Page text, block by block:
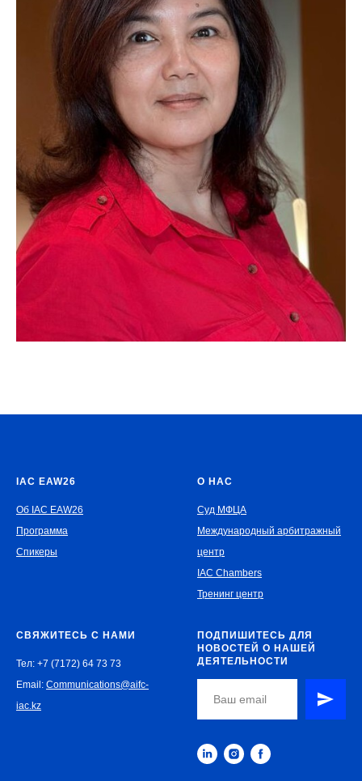
IAC EAW26
Об IAC EAW26
Программа
Спикеры
О НАС
Суд МФЦА
Международный арбитражный
центр
IAC Chambers
Тренинг центр
СВЯЖИТЕСЬ С НАМИ
Тел: +7 (7172) 64 73 73
Email: Communications@aifc-
iac.kz
ПОДПИШИТЕСЬ ДЛЯ
НОВОСТЕЙ О НАШЕЙ
ДЕЯТЕЛЬНОСТИ